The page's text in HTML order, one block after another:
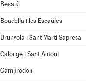
Besalú
Boadella i les Escaules
Brunyola i Sant Martí Sapresa
Calonge i Sant Antoni
Camprodon